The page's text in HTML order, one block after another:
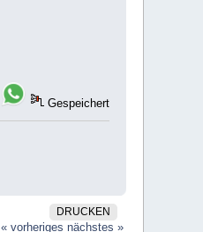
Gespeichert
DRUCKEN
« vorheriges nächstes »